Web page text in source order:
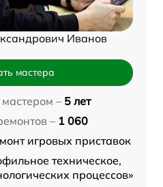
Иванов
мастера
– 5 лет
– 1 060
игровых приставок
техническое,
процессов»